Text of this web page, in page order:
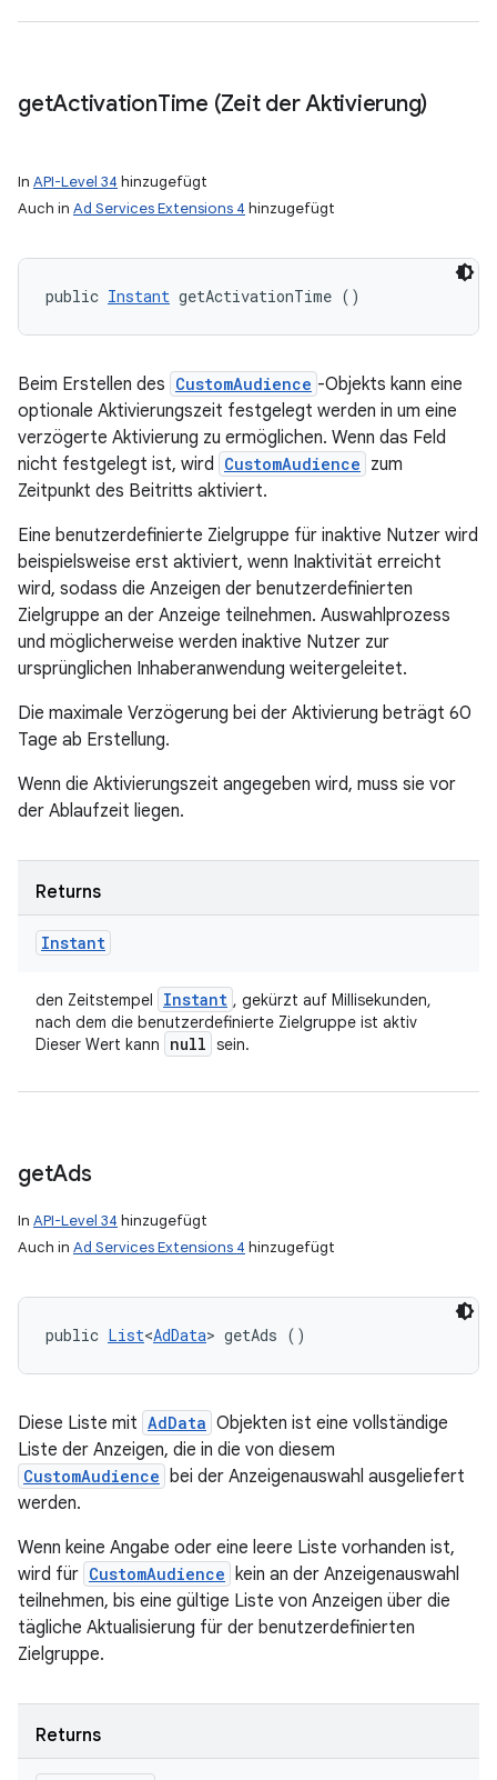
getActivationTime (Zeit der Aktivierung)
In API-Level 34 hinzugefügt
Auch in Ad Services Extensions 4 hinzugefügt
public Instant getActivationTime ()
Beim Erstellen des CustomAudience -Objekts kann eine
optionale Aktivierungszeit festgelegt werden in um eine
verzögerte Aktivierung zu ermöglichen. Wenn das Feld
nicht festgelegt ist, wird CustomAudience zum
Zeitpunkt des Beitritts aktiviert.
Eine benutzerdefinierte Zielgruppe für inaktive Nutzer wird
beispielsweise erst aktiviert, wenn Inaktivität erreicht
wird, sodass die Anzeigen der benutzerdefinierten
Zielgruppe an der Anzeige teilnehmen. Auswahlprozess
und möglicherweise werden inaktive Nutzer zur
ursprünglichen Inhaberanwendung weitergeleitet.
Die maximale Verzögerung bei der Aktivierung beträgt 60
Tage ab Erstellung.
Wenn die Aktivierungszeit angegeben wird, muss sie vor
der Ablaufzeit liegen.
Returns
Instant
den Zeitstempel Instant , gekürzt auf Millisekunden,
nach dem die benutzerdefinierte Zielgruppe ist aktiv
Dieser Wert kann
null sein.
getAds
In API-Level 34 hinzugefügt
Auch in Ad Services Extensions 4 hinzugefügt
public List<AdData> getAds ()
Diese Liste mit AdData Objekten ist eine vollständige
Liste der Anzeigen, die in die von diesem
CustomAudience bei der Anzeigenauswahl ausgeliefert
werden.
Wenn keine Angabe oder eine leere Liste vorhanden ist,
wird für CustomAudience kein an der Anzeigenauswahl
teilnehmen, bis eine gültige Liste von Anzeigen über die
tägliche Aktualisierung für der benutzerdefinierten
Zielgruppe.
Returns